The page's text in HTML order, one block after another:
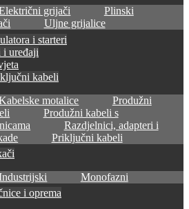
grijači
Plinski
Uljne grijalice
i starteri
i uređaji
kabeli
motalice
Produžni
Produžni kabeli s
Razdjelnici, adapteri i
Priključni kabeli
Monofazni
i oprema